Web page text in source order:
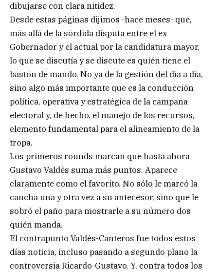
dibujarse con clara nitidez.
Desde estas páginas dijimos -hace meses- que,
más allá de la sórdida disputa entre el ex
Gobernador y el actual por la candidatura mayor,
lo que se discutía y se discute es quién tiene el
bastón de mando. No ya de la gestión del día a día,
sino algo más importante que es la conducción
política, operativa y estratégica de la campaña
electoral y, de hecho, el manejo de los recursos,
elemento fundamental para el alineamiento de la
tropa.
Los primeros rounds marcan que hasta ahora
Gustavo Valdés suma más puntos. Aparece
claramente como el favorito. No sólo le marcó la
cancha una y otra vez a su antecesor, sino que le
sobró el paño para mostrarle a su número dos
quién manda.
El contrapunto Valdés-Canteros fue todos estos
días noticia, incluso pasando a segundo plano la
controversia Ricardo-Gustavo. Y, contra todos los